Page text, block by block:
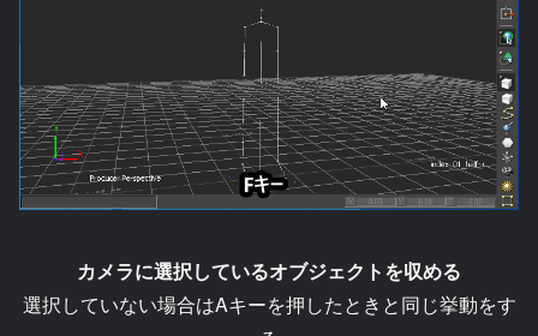
カメラに選択しているオブジェクトを収める
選択していない場合はAキーを押したときと同じ挙動をす